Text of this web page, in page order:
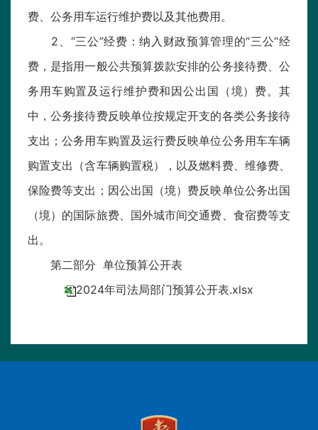
费、公务用车运行维护费以及其他费用。
2、“三公”经费：纳入财政预算管理的“三公“经
费，是指用一般公共预算拨款安排的公务接待费、公
务用车购置及运行维护费和因公出国（境）费。其
中，公务接待费反映单位按规定开支的各类公务接待
支出；公务用车购置及运行费反映单位公务用车车辆
购置支出（含车辆购置税），以及燃料费、维修费、
保险费等支出；因公出国（境）费反映单位公务出国
（境）的国际旅费、国外城市间交通费、食宿费等支
出。
第二部分 单位预算公开表
2024年司法局部门预算公开表.xlsx